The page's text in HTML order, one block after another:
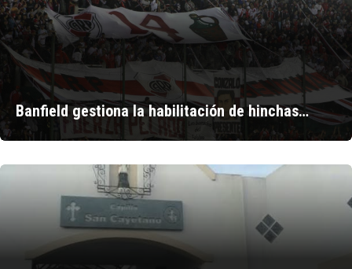
Banfield gestiona la habilitación de hinchas…